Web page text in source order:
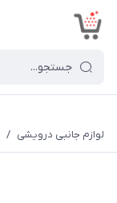
لوازم جانبی درویشی /